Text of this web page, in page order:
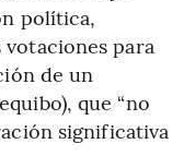
política,
votaciones para
de un
que “no
significativa